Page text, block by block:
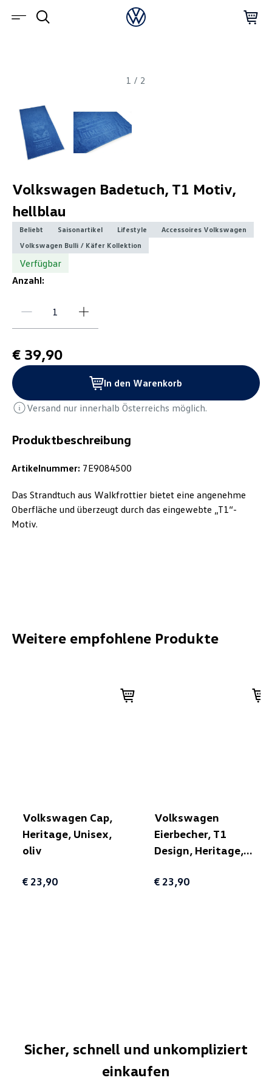
1 / 2
Produktbeschreibung
Artikelnummer: 7E9084500
Das Strandtuch aus Walkfrottier bietet eine angenehme
Oberfläche und überzeugt durch das eingewebte „T1“-
Motiv.
Volkswagen Badetuch, T1 Motiv,
hellblau
Beliebt Saisonartikel Lifestyle
Accessoires Volkswagen
Volkswagen Bulli / Käfer Kollektion
Verfügbar
Anzahl:
€ 39,90
In den Warenkorb
Versand nur innerhalb Österreichs möglich.
Weitere empfohlene Produkte
Volkswagen Cap,
Heritage, Unisex,
oliv
€ 23,90
Volkswagen
Eierbecher, T1
Design, Heritage,
€ 23,90
Sicher, schnell und unkompliziert
einkaufen